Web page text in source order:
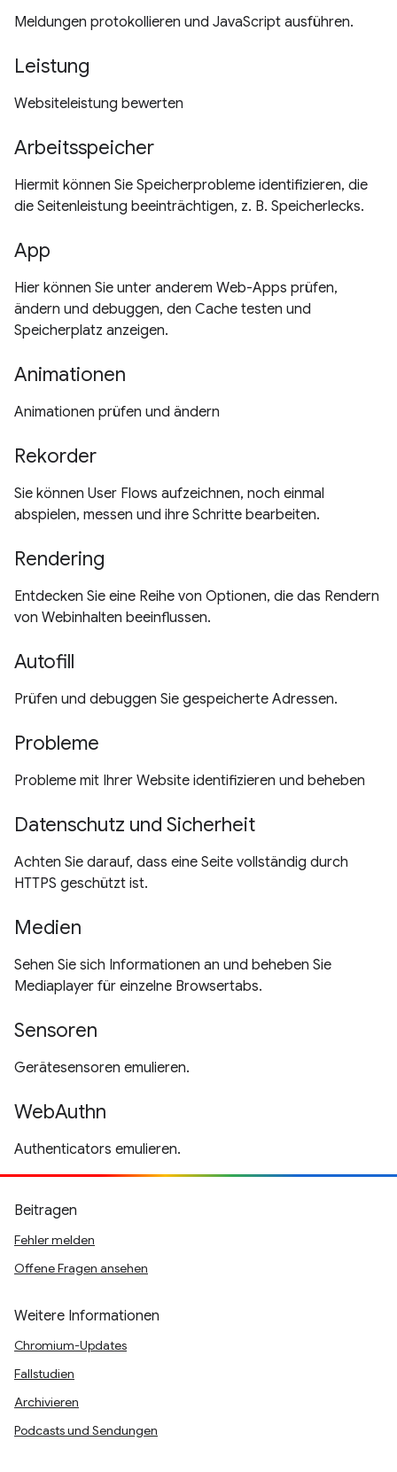
Meldungen protokollieren und JavaScript ausführen.
Leistung
Websiteleistung bewerten
Arbeitsspeicher
Hiermit können Sie Speicherprobleme identifizieren, die
die Seitenleistung beeinträchtigen, z. B. Speicherlecks.
App
Hier können Sie unter anderem Web-Apps prüfen,
ändern und debuggen, den Cache testen und
Speicherplatz anzeigen.
Animationen
Animationen prüfen und ändern
Rekorder
Sie können User Flows aufzeichnen, noch einmal
abspielen, messen und ihre Schritte bearbeiten.
Rendering
Entdecken Sie eine Reihe von Optionen, die das Rendern
von Webinhalten beeinflussen.
Autofill
Prüfen und debuggen Sie gespeicherte Adressen.
Probleme
Probleme mit Ihrer Website identifizieren und beheben
Datenschutz und Sicherheit
Achten Sie darauf, dass eine Seite vollständig durch
HTTPS geschützt ist.
Medien
Sehen Sie sich Informationen an und beheben Sie
Mediaplayer für einzelne Browsertabs.
Sensoren
Gerätesensoren emulieren.
WebAuthn
Authenticators emulieren.
Beitragen
Fehler melden
Offene Fragen ansehen
Weitere Informationen
Chromium-Updates
Fallstudien
Archivieren
Podcasts und Sendungen